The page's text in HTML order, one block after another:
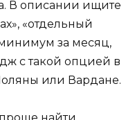
В описании ищите
«отдельный
за месяц,
с такой опцией в
или Вардане.